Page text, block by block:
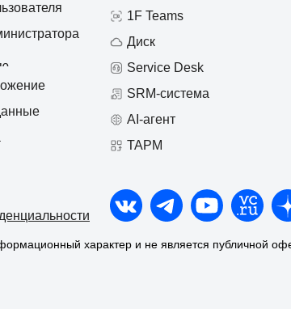
Диск
Service Desk
SRM-система
AI-агент
1F Teams
ТАРМ
характер и не является публичной